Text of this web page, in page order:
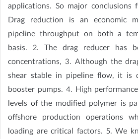
applications. So major
Drag reduction is an economic
pipeline throughput on both a
basis. 2. The drag reducer has
concentrations, 3. Although the
shear stable in pipeline flow, it is
booster pumps. 4. High
levels of the modified polymer is
offshore production operations
loading are critical factors. 5. We